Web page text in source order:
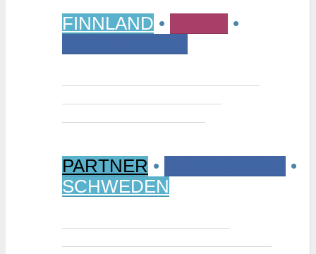
FINNLAND •
•
PARTNER •
•
SCHWEDEN